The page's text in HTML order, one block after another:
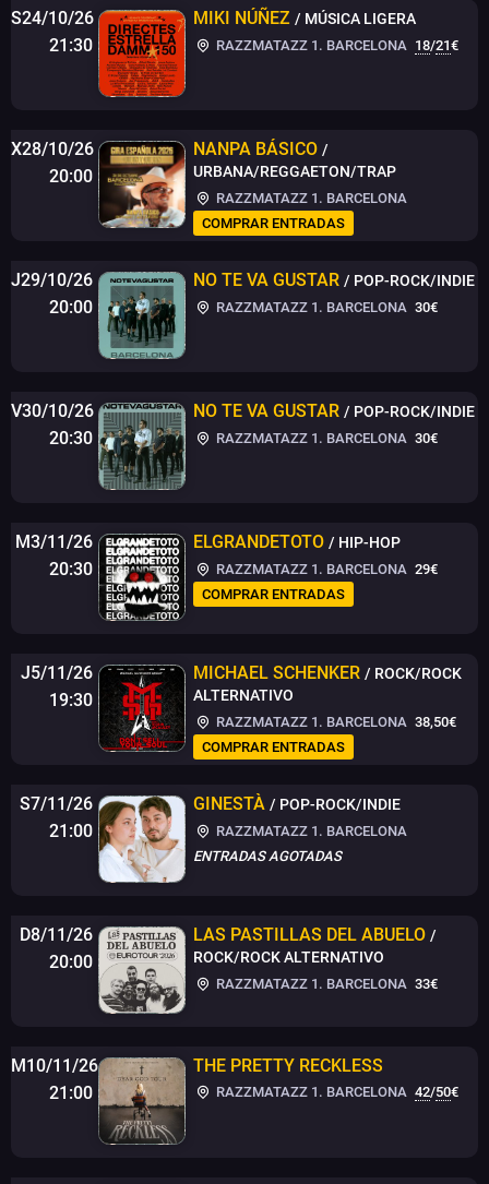
S24/10/26
21:30
MIKI NÚÑEZ / MÚSICA LIGERA
RAZZMATAZZ 1. BARCELONA 18/21€
X28/10/26
20:00
NANPA BÁSICO /
URBANA/REGGAETON/TRAP
RAZZMATAZZ 1. BARCELONA
COMPRAR ENTRADAS
J29/10/26
20:00
NO TE VA GUSTAR / POP-ROCK/INDIE
RAZZMATAZZ 1. BARCELONA 30€
V30/10/26
20:30
NO TE VA GUSTAR / POP-ROCK/INDIE
RAZZMATAZZ 1. BARCELONA 30€
M3/11/26
20:30
ELGRANDETOTO / HIP-HOP
RAZZMATAZZ 1. BARCELONA 29€
COMPRAR ENTRADAS
J5/11/26
19:30
MICHAEL SCHENKER / ROCK/ROCK
ALTERNATIVO
RAZZMATAZZ 1. BARCELONA 38,50€
COMPRAR ENTRADAS
S7/11/26
21:00
GINESTÀ / POP-ROCK/INDIE
RAZZMATAZZ 1. BARCELONA
ENTRADAS AGOTADAS
D8/11/26
20:00
LAS PASTILLAS DEL ABUELO /
ROCK/ROCK ALTERNATIVO
RAZZMATAZZ 1. BARCELONA 33€
M10/11/26
21:00
THE PRETTY RECKLESS
RAZZMATAZZ 1. BARCELONA 42/50€